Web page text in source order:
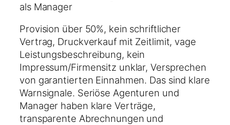
als Manager
Provision über 50%, kein schriftlicher
Vertrag, Druckverkauf mit Zeitlimit, vage
Leistungsbeschreibung, kein
Impressum/Firmensitz unklar, Versprechen
von garantierten Einnahmen. Das sind klare
Warnsignale. Seriöse Agenturen und
Manager haben klare Verträge,
transparente Abrechnungen und